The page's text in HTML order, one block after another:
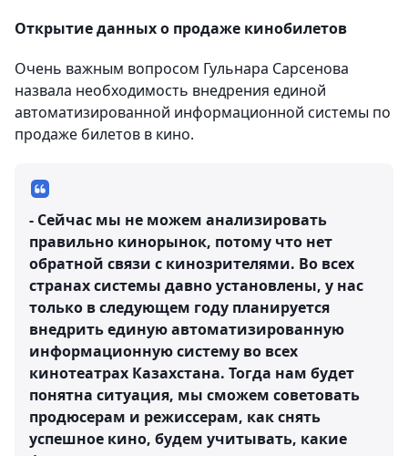
Открытие данных о продаже кинобилетов
Очень важным вопросом Гульнара Сарсенова
назвала необходимость внедрения единой
автоматизированной информационной системы по
продаже билетов в кино.
- Сейчас мы не можем анализировать
правильно кинорынок, потому что нет
обратной связи с кинозрителями. Во всех
странах системы давно установлены, у нас
только в следующем году планируется
внедрить единую автоматизированную
информационную систему во всех
кинотеатрах Казахстана. Тогда нам будет
понятна ситуация, мы сможем советовать
продюсерам и режиссерам, как снять
успешное кино, будем учитывать, какие